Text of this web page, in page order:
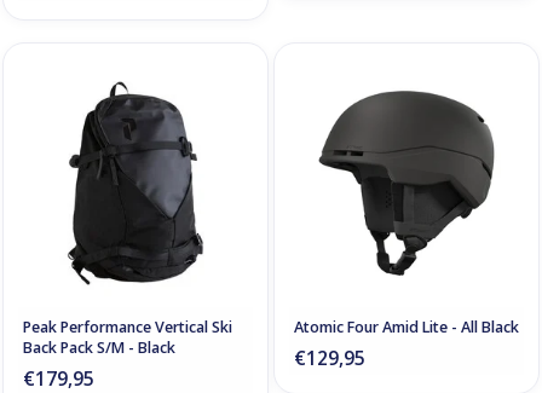
Peak Performance Vertical Ski
Back Pack S/M - Black
€179,95
Atomic Four Amid Lite - All Black
€129,95